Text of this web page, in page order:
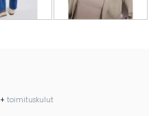
+toimituskulut